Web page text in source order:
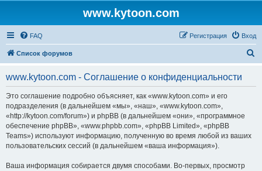
www.kytoon.com
FAQ Вход
Регистрация
Список форумов
www.kytoon.com - Соглашение о конфиденциальности
Это соглашение подробно объясняет, как «www.kytoon.com» и его
подразделения (в дальнейшем «мы», «наш», «www.kytoon.com»,
«http://kytoon.com/forum») и phpBB (в дальнейшем «они», «программное
обеспечение phpBB», «www.phpbb.com», «phpBB Limited», «phpBB
Teams») используют информацию, полученную во время любой из ваших
пользовательских сессий (в дальнейшем «ваша информация»).
Ваша информация собирается двумя способами. Во-первых, просмотр